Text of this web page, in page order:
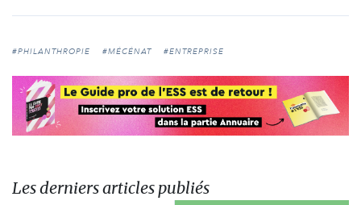
#PHILANTHROPIE #MÉCÉNAT #ENTREPRISE
Les derniers articles publiés